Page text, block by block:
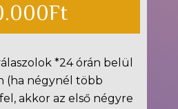
*24 órán belül
(ha négynél több
akkor az első négyre